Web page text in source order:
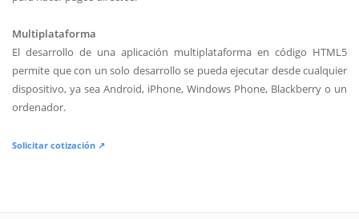
Multiplataforma
El desarrollo de una aplicación multiplataforma en código HTML5
permite que con un solo desarrollo se pueda ejecutar desde cualquier
dispositivo, ya sea Android, iPhone, Windows Phone, Blackberry o un
ordenador.
Solicitar cotización ↗